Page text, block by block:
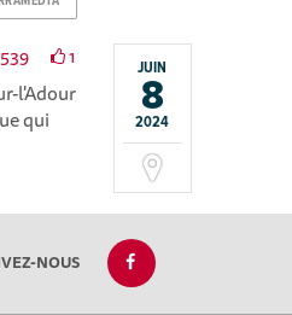
JUIN
8
2024
1
l'Adour
qui
NOUS